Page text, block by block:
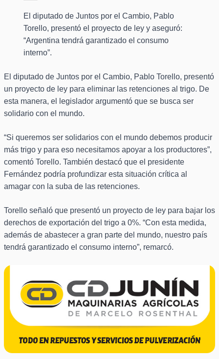
El diputado de Juntos por el Cambio, Pablo
Torello, presentó el proyecto de ley y aseguró:
“Argentina tendrá garantizado el consumo
interno”.
El diputado de Juntos por el Cambio, Pablo Torello, presentó
un proyecto de ley para eliminar las retenciones al trigo. De
esta manera, el legislador argumentó que se busca ser
solidario con el mundo.
“Si queremos ser solidarios con el mundo debemos producir
más trigo y para eso necesitamos apoyar a los productores”,
comentó Torello. También destacó que el presidente
Fernández podría profundizar esta situación crítica al
amagar con la suba de las retenciones.
Torello señaló que presentó un proyecto de ley para bajar los
derechos de exportación del trigo a 0%. “Con esta medida,
además de abastecer a gran parte del mundo, nuestro país
tendrá garantizado el consumo interno”, remarcó.